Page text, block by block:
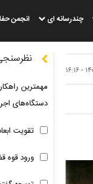
چندرسانه ای انجمن
مهمترین
دستگاه‌های
تقویت
ورود قوه